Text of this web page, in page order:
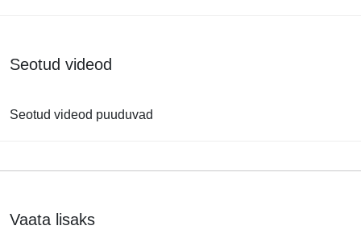
Seotud videod
Seotud videod puuduvad
Vaata lisaks